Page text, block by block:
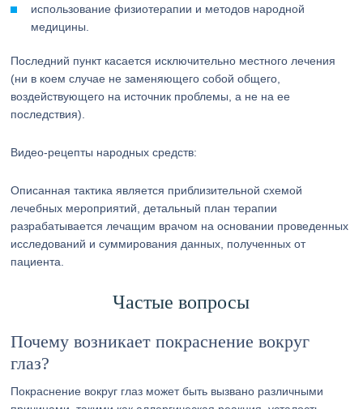
использование физиотерапии и методов народной
медицины.
Последний пункт касается исключительно местного лечения
(ни в коем случае не заменяющего собой общего,
воздействующего на источник проблемы, а не на ее
последствия).
Видео-рецепты народных средств:
Описанная тактика является приблизительной схемой
лечебных мероприятий, детальный план терапии
разрабатывается лечащим врачом на основании проведенных
исследований и суммирования данных, полученных от
пациента.
Частые вопросы
Почему возникает покраснение вокруг
глаз?
Покраснение вокруг глаз может быть вызвано различными